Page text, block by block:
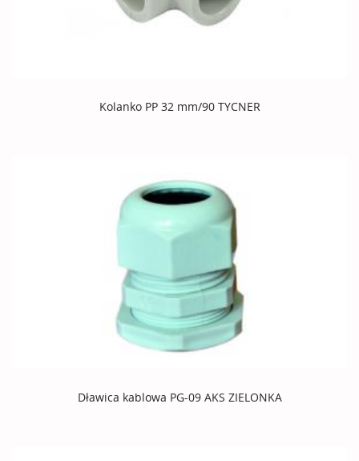
Kolanko PP 32 mm/90 TYCNER
Dławica kablowa PG-09 AKS ZIELONKA